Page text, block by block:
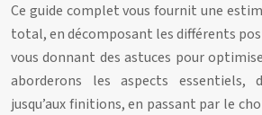
Ce guide complet vous fournit une
total, en décomposant les différents
vous donnant des astuces pour
aborderons les aspects essentiels,
jusqu’aux finitions, en passant par le